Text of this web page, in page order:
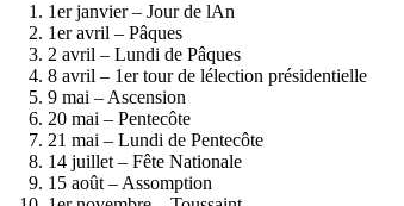
1er janvier – Jour de lAn
1er avril – Pâques
2 avril – Lundi de Pâques
8 avril – 1er tour de lélection présidentielle
9 mai – Ascension
20 mai – Pentecôte
21 mai – Lundi de Pentecôte
14 juillet – Fête Nationale
15 août – Assomption